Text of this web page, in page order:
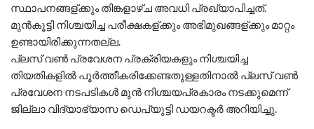
സ്ഥാപനങ്ങള്ക്കും തിങ്കളാഴ്ച അവധി പ്രഖ്യാപിച്ചത്.
മുന്‍കൂട്ടി നിശ്ചയിച്ച പരീക്ഷകള്ക്കും അഭിമുഖങ്ങള്ക്കും മാറ്റം
ഉണ്ടായിരിക്കുന്നതല്ല.
പ്ലസ് വൺ പ്രവേശന പ്രക്രിയകളും നിശ്ചയിച്ച
തിയതികളിൽ പൂർത്തീകരിക്കേണ്ടതുള്ളതിനാൽ പ്ലസ് വൺ
പ്രവേശന നടപടികൾ മുൻ നിശ്ചയപ്രകാരം നടക്കുമെന്ന്
ജില്ലാ വിദ്യാഭ്യാസ ഡെപ്യുട്ടി ഡയറക്ടർ അറിയിച്ചു.